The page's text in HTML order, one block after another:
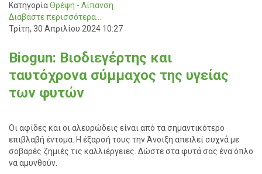
ΚατηγορίαΘρέψη - Λίπανση
Διαβάστε περισσότερα...
Τρίτη, 30 Απριλίου 2024 10:27
Biogun: Βιοδιεγέρτης και
ταυτόχρονα σύμμαχος της υγείας
των φυτών
Οι αφίδες και οι αλευρώδεις είναι από τα σημαντικότερo
επιβλαβή έντομα. Η έξαρσή τους την Άνοιξη απειλεί συχνά με
σοβαρές ζημιές τις καλλιέργειες. Δώστε στα φυτά σας ένα όπλο
να αμυνθούν.